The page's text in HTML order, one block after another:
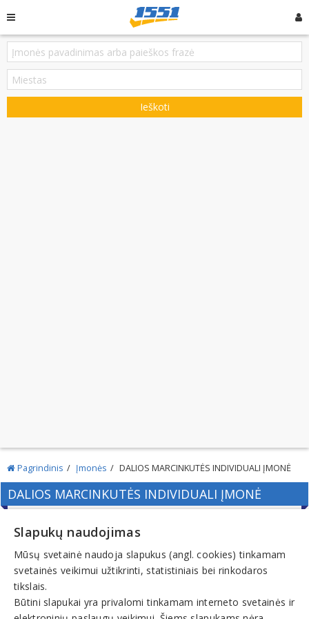
Ieškoti
Pagrindinis Įmonės DALIOS MARCINKUTĖS INDIVIDUALI ĮMONĖ
DALIOS MARCINKUTĖS INDIVIDUALI ĮMONĖ
Kodas:
125870362
Registracijos data:
2002-02-06
Slapukų naudojimas
Mūsų svetainė naudoja slapukus (angl. cookies) tinkamam
svetainės veikimui užtikrinti, statistiniais bei rinkodaros
tikslais.
Būtini slapukai yra privalomi tinkamam interneto svetainės ir